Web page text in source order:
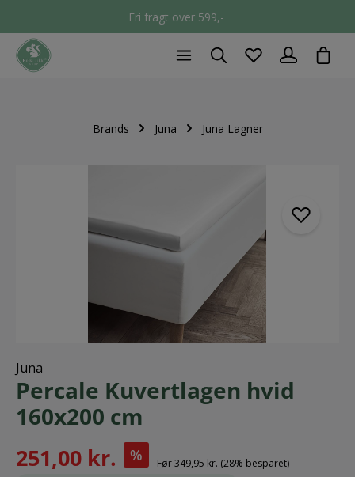
Fri fragt over 599,-
Brands Juna Juna Lagner
Juna
Percale Kuvertlagen hvid
160x200 cm
251,00 kr. % Før349,95 kr. (28% besparet)